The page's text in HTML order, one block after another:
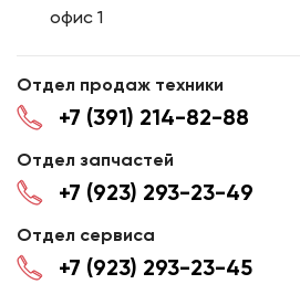
офис 1
Отдел продаж техники
+7 (391) 214-82-88
Отдел запчастей
+7 (923) 293-23-49
Отдел сервиса
+7 (923) 293-23-45